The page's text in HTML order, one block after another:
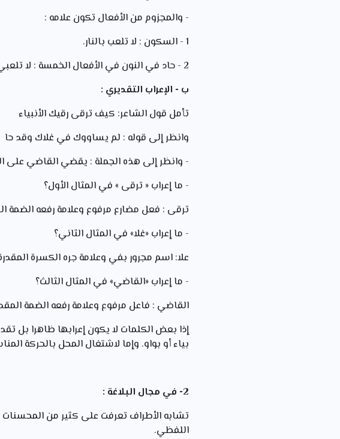
- والمجزوم من الأفعال تكون علامه :
1 - السكون : لا تلعب بالنار.
2 - حاد في النون في الأفعال الخمسة : لا تلعبي بالنار.
ب - الإعراب التقديري :
تأمل قول الشاعر: کیف ترقی رقيك
وانظر إلى قوله : لم يساووك في غلاك
- وانظر إلى هذه الجملة : يقضي القاضي على
- ما إعراب « ترقی » في المثال الأول؟
ترقی : فعل مضارع مرفوع وعلامة رفعه الضمة
- ما إعراب «غلا» في المثال الثاني؟
علا: اسم مجرور بفي وعلامة جره الكسرة
- ما إعراب «القاضي» في المثال الثالث؟
القاضي : فاعل مرفوع وعلامة رفعه الضمة
إذا بعض الكلمات لا يكون إعرابها ظاهرا بل
بياء أو بواو. وإما لاشتغال المحل بالحركة
2- في مجال البلاغة :
تشابه الأطراف تعرفت على كثير من
اللفظي.